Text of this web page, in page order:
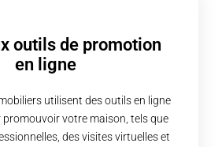
outils de promotion
en ligne
utilisent des outils en ligne
promouvoir votre maison, tels que
des visites virtuelles et